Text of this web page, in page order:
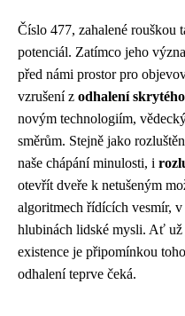
Číslo 477, zahalené rouškou
potenciál. Zatímco jeho
před námi prostor pro
vzrušení z odhalení
novým technologiím,
směrům. Stejně jako
naše chápání minulosti, i
otevřít dveře k netušeným
algoritmech řídících vesmír,
hlubinách lidské mysli. Ať
existence je připomínkou
odhalení teprve čeká.